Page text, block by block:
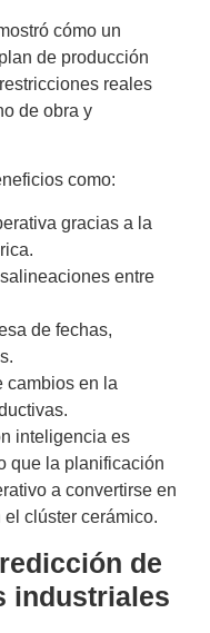
cómo un
plan de producción
reales
de obra y
como:
gracias a la
entre
de fechas,
cambios en la
inteligencia es
que la planificación
a convertirse en
el clúster cerámico.
de
industriales